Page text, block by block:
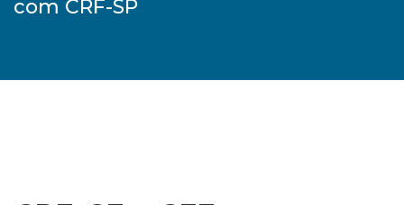
com CRF-SP